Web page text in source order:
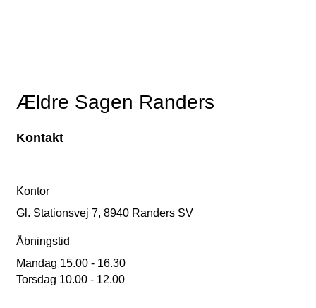
Ældre Sagen Randers
Kontakt
Kontor
Gl. Stationsvej 7, 8940 Randers SV
Åbningstid
Mandag 15.00 - 16.30
Torsdag 10.00 - 12.00